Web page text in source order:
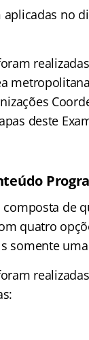
no
deste
de
quatro
somente